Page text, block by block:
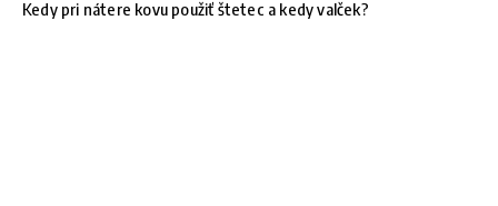
Kedy pri nátere kovu použiť štetec a kedy valček?